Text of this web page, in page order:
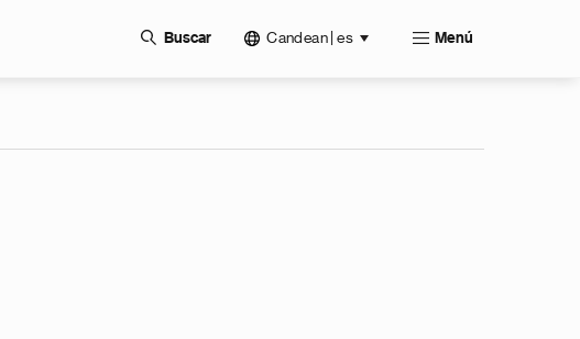
Buscar Candean | es Menú